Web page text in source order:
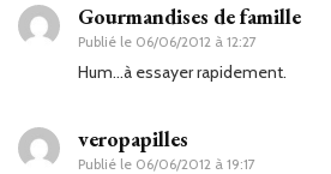
Gourmandises de famille
Publié le 06/06/2012 à 12:27
Hum…à essayer rapidement.
veropapilles
Publié le 06/06/2012 à 19:17